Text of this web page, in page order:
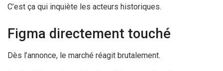
C’est ça qui inquiète les acteurs historiques.
Figma directement touché
Dès l’annonce, le marché réagit brutalement.